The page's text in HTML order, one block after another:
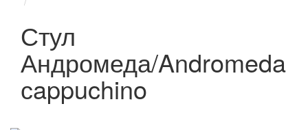
Стул
Андромеда/Andromeda
сappuchino